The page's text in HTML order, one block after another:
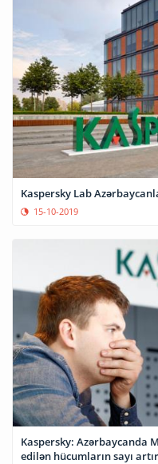
Kaspersky Lab
15-10-2019
Kaspersky: Azərbaycanda
edilən hücumların sayı artır